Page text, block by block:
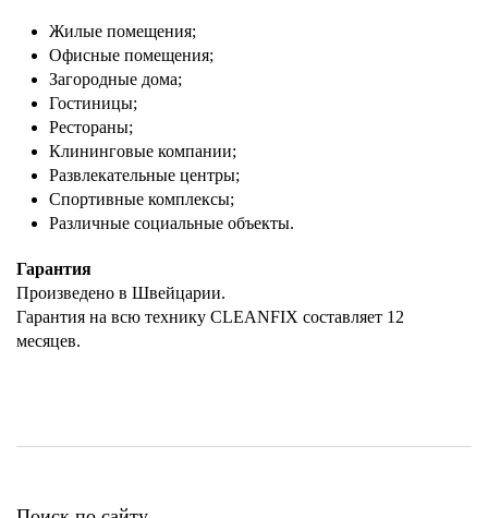
Жилые помещения;
Офисные помещения;
Загородные дома;
Гостиницы;
Рестораны;
Клининговые компании;
Развлекательные центры;
Спортивные комплексы;
Различные социальные объекты.
Гарантия
Произведено в Швейцарии.
Гарантия на всю технику CLEANFIX составляет 12
месяцев.